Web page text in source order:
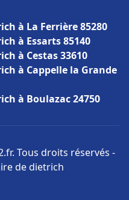
à La Ferrière 85280
à Essarts 85140
à Cestas 33610
à Cappelle la Grande
à Boulazac 24750
Tous droits réservés -
de dietrich